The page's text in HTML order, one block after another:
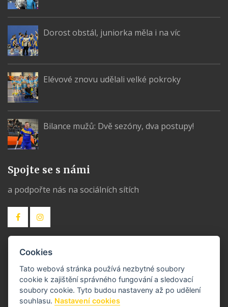
Dorost obstál, juniorka měla i na víc
Elévové znovu udělali velké pokroky
Bilance mužů: Dvě sezóny, dva postupy!
Spojte se s námi
a podpořte nás na sociálních sítích
Házená Bohumín
Cookies
Tato webová stránka používá nezbytné soubory
cookie k zajištění správného fungování a sledovací
soubory cookie. Tyto budou nastaveny až po udělení
souhlasu. Nastavení cookies